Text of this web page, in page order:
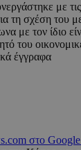
με
τη σχέση του
με τον ίδιο
του
έγγραφα
στο